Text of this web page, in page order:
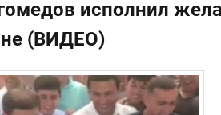
исполнил
(ВИДЕО)